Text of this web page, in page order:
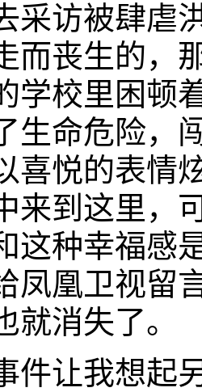
采访被肆虐
而丧生的，
学校里困顿
生命危险，
喜悦的表情
来到这里，
这种幸福感
凤凰卫视留
就消失了。
件让我想起